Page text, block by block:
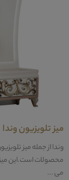
میز تلویزیون وندا
وندا از جمله میز
محصولات است.این
می ...